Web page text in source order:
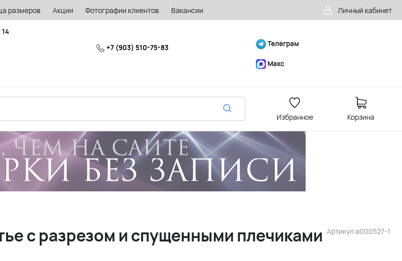
размеров Акции Фотографии клиентов Вакансии Личный кабинет
+7 (903) 510-75-83 Телеграм
Макс
Избранное Корзина
Артикул a000527-1
с разрезом и спущенными плечиками